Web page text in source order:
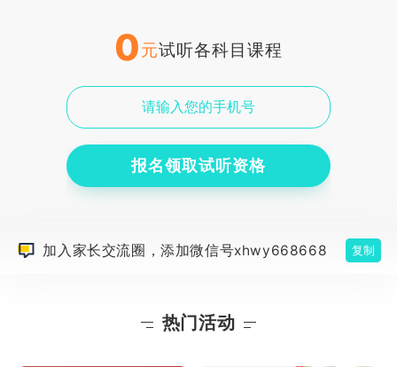
0元试听各科目课程
报名领取试听资格
加入家长交流圈，添加微信号xhwy668668 复制
热门活动